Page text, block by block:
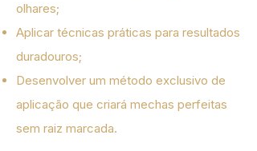
olhares;
Aplicar técnicas práticas para resultados
duradouros;
Desenvolver um método exclusivo de
aplicação que criará mechas perfeitas
sem raiz marcada.